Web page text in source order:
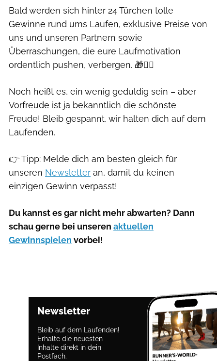
Bald werden sich hinter 24 Türchen tolle
Gewinne rund ums Laufen, exklusive Preise von
uns und unseren Partnern sowie
Überraschungen, die eure Laufmotivation
ordentlich pushen, verbergen. 🎁🏃‍♀️
Noch heißt es, ein wenig geduldig sein – aber
Vorfreude ist ja bekanntlich die schönste
Freude! Bleib gespannt, wir halten dich auf dem
Laufenden.
👉 Tipp: Melde dich am besten gleich für
unseren Newsletter an, damit du keinen
einzigen Gewinn verpasst!
Du kannst es gar nicht mehr abwarten? Dann
schau gerne bei unseren aktuellen
Gewinnspielen vorbei!
Newsletter
Bleib auf dem Laufenden!
Erhalte die neuesten
Inhalte direkt in dein
Postfach.